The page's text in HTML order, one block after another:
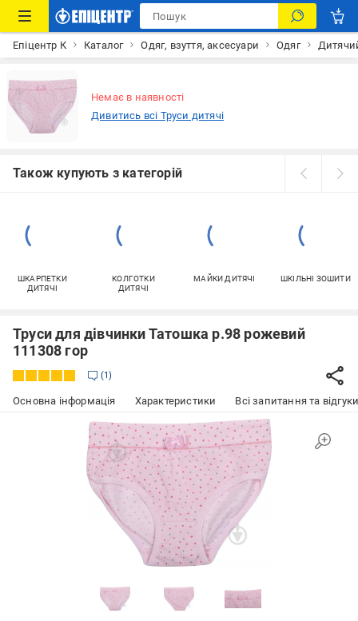
Епіцентр К Каталог Одяг, взуття, аксесуари Одяг
Немає в наявності
Дивитись всі Труси дитячі
Також купують з категорій
ШКАРПЕТКИ
ДИТЯЧІ
КОЛГОТКИ
ДИТЯЧІ
МАЙКИ ДИТЯЧІ ШКІЛЬНІ ЗОШИТИ
Труси для дівчинки Татошка р.98 рожевий
111308 гор
1
Основна інформація Характеристики Всі запитання та